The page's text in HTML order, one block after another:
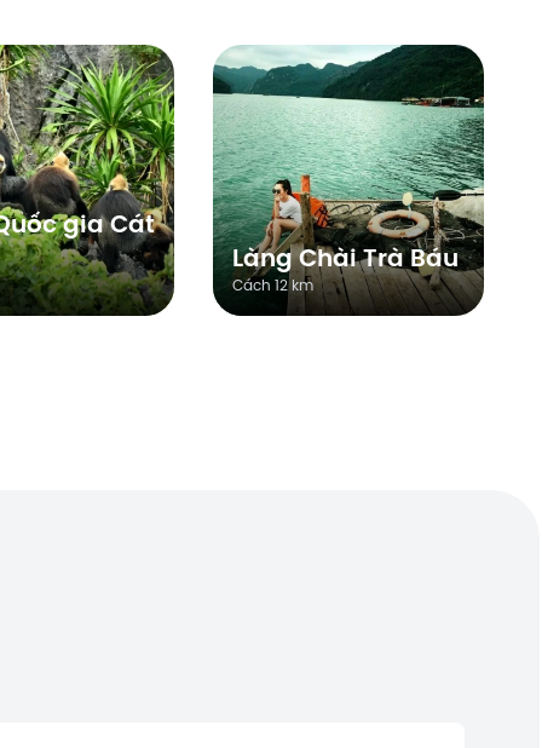
gia Cát
Làng Chài Trà Báu
Cách 12 km